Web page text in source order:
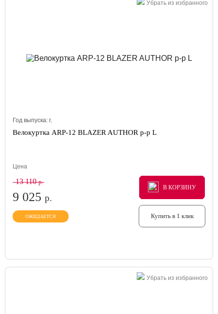
Убрать из избранного
Год выпуска: г.
Велокуртка ARP-12 BLAZER AUTHOR р-р L
Цена
13 110р.
9 025 р.
ОЖИДАЕТСЯ
В КОРЗИНУ
В КОРЗИНУ
В КОРЗИНУ
Купить в 1 клик
Убрать из избранного